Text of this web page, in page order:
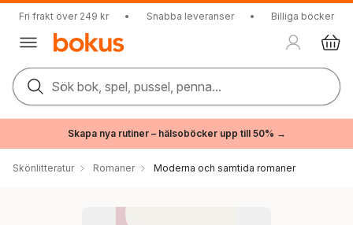
Fri frakt över 249 kr • Snabba leveranser • Billiga böcker
Sök bok, spel, pussel, penna...
Skapa nya rutiner – hälsoböcker upp till 50% →
Skönlitteratur Romaner Moderna och samtida romaner